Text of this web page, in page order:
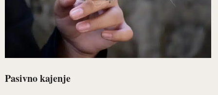
Pasivno kajenje